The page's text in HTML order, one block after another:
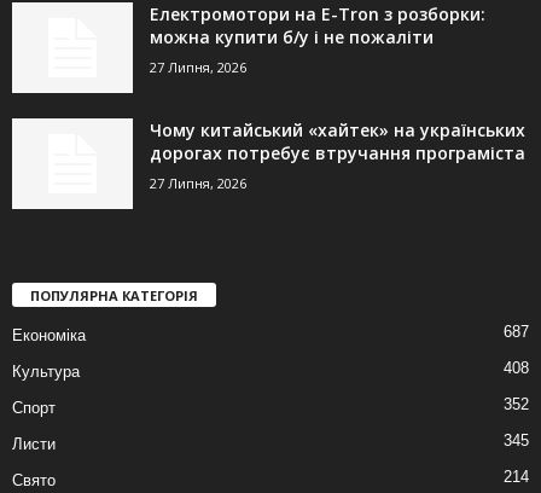
Електромотори на E-Tron з розборки:
можна купити б/у і не пожаліти
27 Липня, 2026
Чому китайський «хайтек» на українських
дорогах потребує втручання програміста
27 Липня, 2026
ПОПУЛЯРНА КАТЕГОРІЯ
Економіка 687
Культура 408
Спорт 352
Листи 345
Свято 214